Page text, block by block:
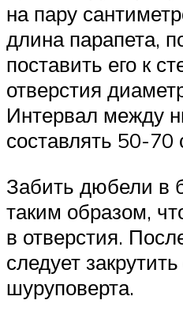
на пару
длина парапета,
поставить его к
отверстия
Интервал между
составлять 50-70
Забить дюбели в
таким образом,
в отверстия.
следует
шуруповерта.